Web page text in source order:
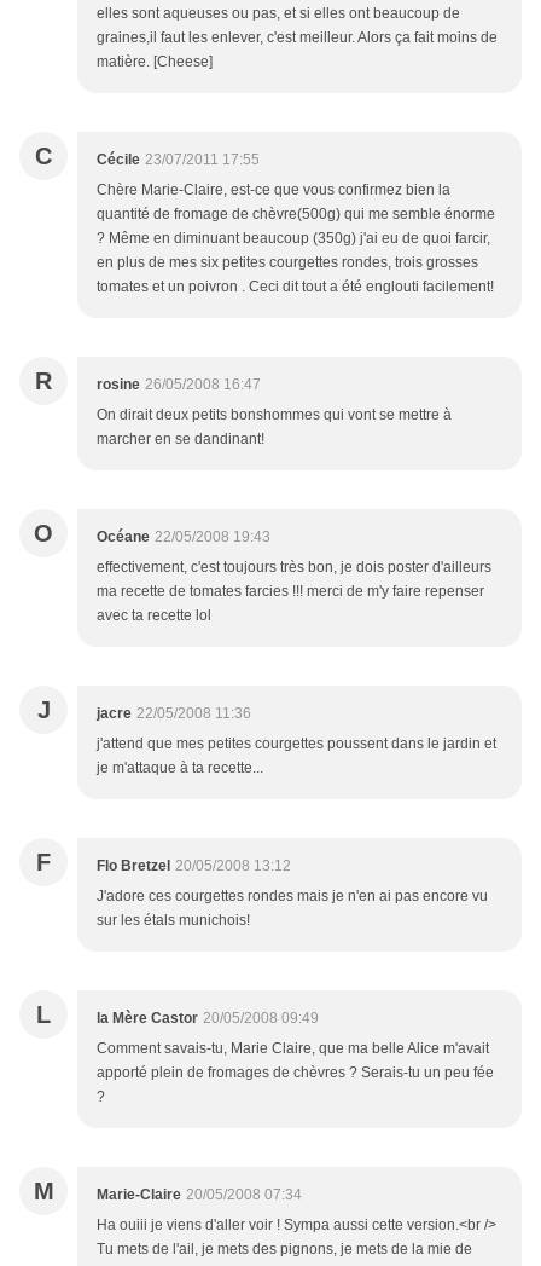
elles sont aqueuses ou pas, et si elles ont beaucoup de
graines,il faut les enlever, c'est meilleur. Alors ça fait moins de
matière. [Cheese]
C Cécile 23/07/2011 17:55
Chère Marie-Claire, est-ce que vous confirmez bien la
quantité de fromage de chèvre(500g) qui me semble énorme
? Même en diminuant beaucoup (350g) j'ai eu de quoi farcir,
en plus de mes six petites courgettes rondes, trois grosses
tomates et un poivron . Ceci dit tout a été englouti facilement!
R rosine 26/05/2008 16:47
On dirait deux petits bonshommes qui vont se mettre à
marcher en se dandinant!
O Océane 22/05/2008 19:43
effectivement, c'est toujours très bon, je dois poster d'ailleurs
ma recette de tomates farcies !!! merci de m'y faire repenser
avec ta recette lol
J jacre 22/05/2008 11:36
j'attend que mes petites courgettes poussent dans le jardin et
je m'attaque à ta recette...
F Flo Bretzel 20/05/2008 13:12
J'adore ces courgettes rondes mais je n'en ai pas encore vu
sur les étals munichois!
L la Mère Castor 20/05/2008 09:49
Comment savais-tu, Marie Claire, que ma belle Alice m'avait
apporté plein de fromages de chèvres ? Serais-tu un peu fée
?
M Marie-Claire 20/05/2008 07:34
Ha ouiii je viens d'aller voir ! Sympa aussi cette version.<br />
Tu mets de l'ail, je mets des pignons, je mets de la mie de